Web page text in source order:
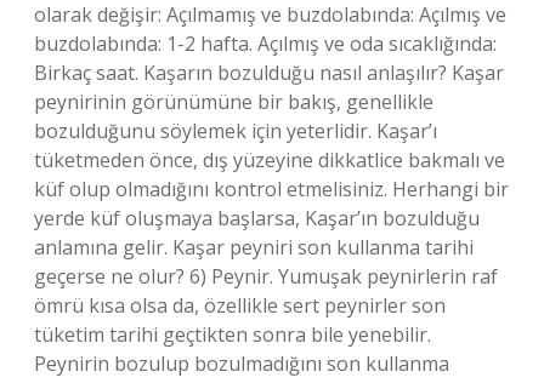
olarak değişir: Açılmamış ve buzdolabında: Açılmış ve
buzdolabında: 1-2 hafta. Açılmış ve oda sıcaklığında:
Birkaç saat. Kaşarın bozulduğu nasıl anlaşılır? Kaşar
peynirinin görünümüne bir bakış, genellikle
bozulduğunu söylemek için yeterlidir. Kaşar’ı
tüketmeden önce, dış yüzeyine dikkatlice bakmalı ve
küf olup olmadığını kontrol etmelisiniz. Herhangi bir
yerde küf oluşmaya başlarsa, Kaşar’ın bozulduğu
anlamına gelir. Kaşar peyniri son kullanma tarihi
geçerse ne olur? 6) Peynir. Yumuşak peynirlerin raf
ömrü kısa olsa da, özellikle sert peynirler son
tüketim tarihi geçtikten sonra bile yenebilir.
Peynirin bozulup bozulmadığını son kullanma